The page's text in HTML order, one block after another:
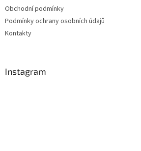
Obchodní podmínky
Podmínky ochrany osobních údajů
Kontakty
Instagram